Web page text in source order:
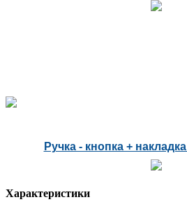
Ручка - кнопка +
Характеристики